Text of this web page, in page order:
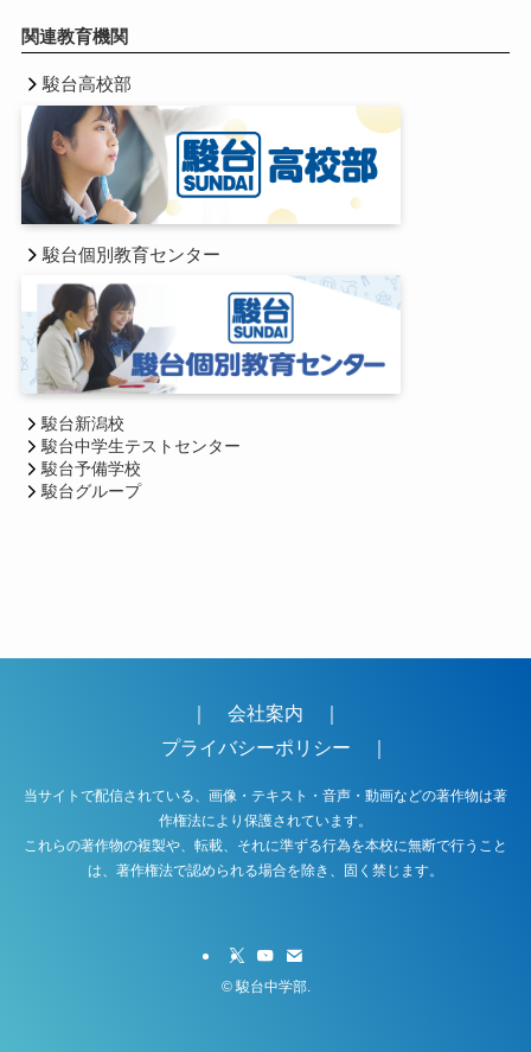
関連教育機関
駿台高校部
駿台個別教育センター
駿台新潟校
駿台中学生テストセンター
駿台予備学校
駿台グループ
｜ 会社案内
｜
プライバシーポリシー
｜
当サイトで配信されている、画像・テキスト・音声・動画などの著作物は著
作権法により保護されています。
これらの著作物の複製や、転載、それに準ずる行為を本校に無断で行うこと
は、著作権法で認められる場合を除き、固く禁じます。
©駿台中学部.